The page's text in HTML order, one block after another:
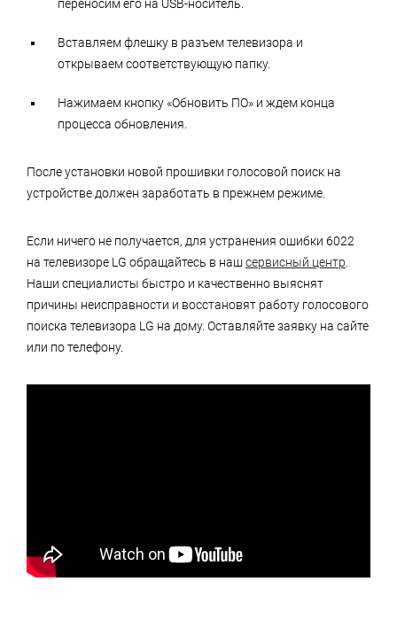
переносим его на USB-носитель.
Вставляем флешку в разъем телевизора и
открываем соответствующую папку.
Нажимаем кнопку «Обновить ПО» и ждем конца
процесса обновления.
После установки новой прошивки голосовой поиск на
устройстве должен заработать в прежнем режиме.
Если ничего не получается, для устранения ошибки 6022
на телевизоре LG обращайтесь в нашсервисный центр
Наши специалисты быстро и качественно выяснят
причины неисправности и восстановят работу голосового
поиска телевизора LG на дому. Оставляйте заявку на сайте
или по телефону.